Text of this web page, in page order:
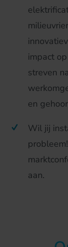
impact
streven
en
Wil jij
aan.